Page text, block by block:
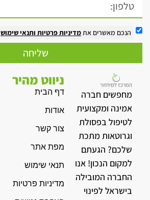
הנכם מאשרים אתמדיניות פרטיות ותנאי שימוש
שליחה
מחפשים חברה
אמינה ומקצועית
לטיפול בפסולת
וגרוטאות מתכת
שלכם? הגעתם
למקום הנכון! אנו
החברה המובילה
בישראל לפינוי
ניווט מהיר
דף הבית
אודות
צור קשר
מפת אתר
תנאי שימוש
מדיניות פרטיות